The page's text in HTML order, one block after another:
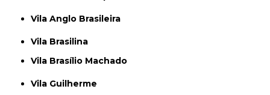
Vila Anglo Brasileira
Vila Brasilina
Vila Brasílio Machado
Vila Guilherme